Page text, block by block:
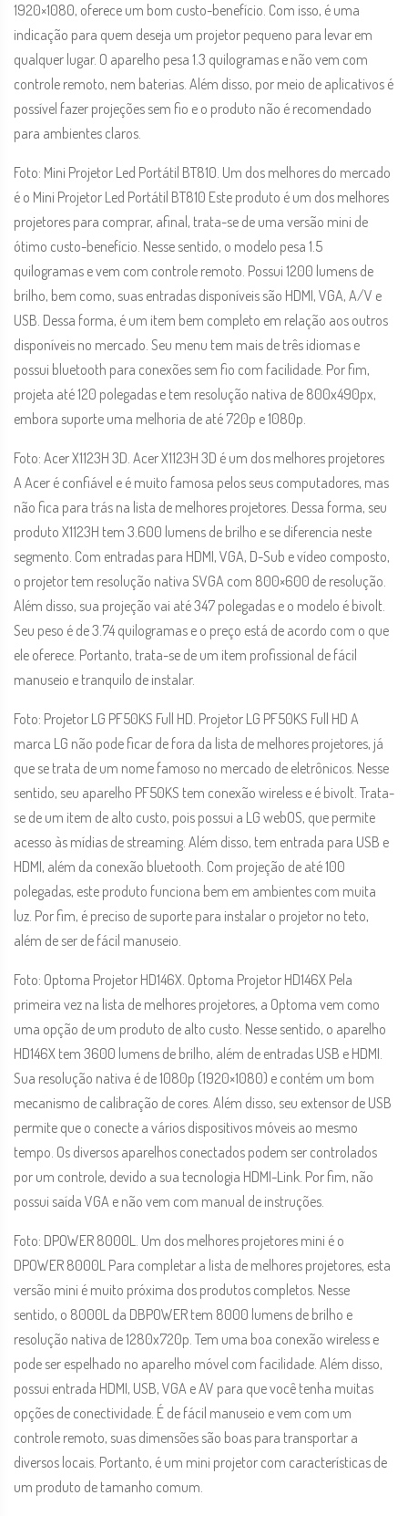
1920×1080, oferece um bom custo-benefício. Com isso, é uma
indicação para quem deseja um projetor pequeno para levar em
qualquer lugar. O aparelho pesa 1.3 quilogramas e não vem com
controle remoto, nem baterias. Além disso, por meio de aplicativos é
possível fazer projeções sem fio e o produto não é recomendado
para ambientes claros.
Foto: Mini Projetor Led Portátil BT810. Um dos melhores do mercado
é o Mini Projetor Led Portátil BT810 Este produto é um dos melhores
projetores para comprar, afinal, trata-se de uma versão mini de
ótimo custo-benefício. Nesse sentido, o modelo pesa 1.5
quilogramas e vem com controle remoto. Possui 1200 lumens de
brilho, bem como, suas entradas disponíveis são HDMI, VGA, A/V e
USB. Dessa forma, é um item bem completo em relação aos outros
disponíveis no mercado. Seu menu tem mais de três idiomas e
possui bluetooth para conexões sem fio com facilidade. Por fim,
projeta até 120 polegadas e tem resolução nativa de 800x490px,
embora suporte uma melhoria de até 720p e 1080p.
Foto: Acer X1123H 3D. Acer X1123H 3D é um dos melhores projetores
A Acer é confiável e é muito famosa pelos seus computadores, mas
não fica para trás na lista de melhores projetores. Dessa forma, seu
produto X1123H tem 3.600 lumens de brilho e se diferencia neste
segmento. Com entradas para HDMI, VGA, D-Sub e vídeo composto,
o projetor tem resolução nativa SVGA com 800×600 de resolução.
Além disso, sua projeção vai até 347 polegadas e o modelo é bivolt.
Seu peso é de 3.74 quilogramas e o preço está de acordo com o que
ele oferece. Portanto, trata-se de um item profissional de fácil
manuseio e tranquilo de instalar.
Foto: Projetor LG PF50KS Full HD. Projetor LG PF50KS Full HD A
marca LG não pode ficar de fora da lista de melhores projetores, já
que se trata de um nome famoso no mercado de eletrônicos. Nesse
sentido, seu aparelho PF50KS tem conexão wireless e é bivolt. Trata-
se de um item de alto custo, pois possui a LG webOS, que permite
acesso às mídias de streaming. Além disso, tem entrada para USB e
HDMI, além da conexão bluetooth. Com projeção de até 100
polegadas, este produto funciona bem em ambientes com muita
luz. Por fim, é preciso de suporte para instalar o projetor no teto,
além de ser de fácil manuseio.
Foto: Optoma Projetor HD146X. Optoma Projetor HD146X Pela
primeira vez na lista de melhores projetores, a Optoma vem como
uma opção de um produto de alto custo. Nesse sentido, o aparelho
HD146X tem 3600 lumens de brilho, além de entradas USB e HDMI.
Sua resolução nativa é de 1080p (1920×1080) e contém um bom
mecanismo de calibração de cores. Além disso, seu extensor de USB
permite que o conecte a vários dispositivos móveis ao mesmo
tempo. Os diversos aparelhos conectados podem ser controlados
por um controle, devido a sua tecnologia HDMI-Link. Por fim, não
possui saída VGA e não vem com manual de instruções.
Foto: DPOWER 8000L. Um dos melhores projetores mini é o
DPOWER 8000L Para completar a lista de melhores projetores, esta
versão mini é muito próxima dos produtos completos. Nesse
sentido, o 8000L da DBPOWER tem 8000 lumens de brilho e
resolução nativa de 1280x720p. Tem uma boa conexão wireless e
pode ser espelhado no aparelho móvel com facilidade. Além disso,
possui entrada HDMI, USB, VGA e AV para que você tenha muitas
opções de conectividade. É de fácil manuseio e vem com um
controle remoto, suas dimensões são boas para transportar a
diversos locais. Portanto, é um mini projetor com características de
um produto de tamanho comum.